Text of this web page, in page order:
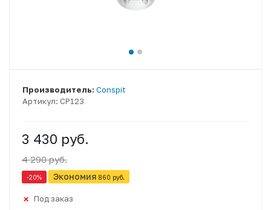
Артикул: CP123
Производитель: Conspit
3 430 руб.
4 290 руб.
-20% Экономия 860 руб.
Под заказ